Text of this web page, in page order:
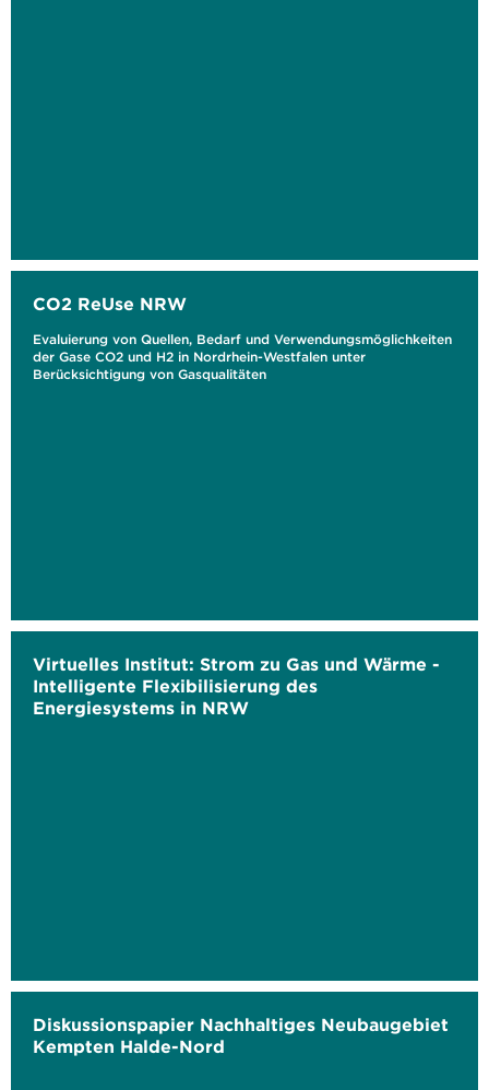
CO2 ReUse NRW
Evaluierung von Quellen, Bedarf und Verwendungsmöglichkeiten
der Gase CO2 und H2 in Nordrhein-Westfalen unter
Berücksichtigung von Gasqualitäten
Virtuelles Institut: Strom zu Gas und Wärme -
Intelligente Flexibilisierung des
Energiesystems in NRW
Diskussionspapier Nachhaltiges Neubaugebiet
Kempten Halde-Nord